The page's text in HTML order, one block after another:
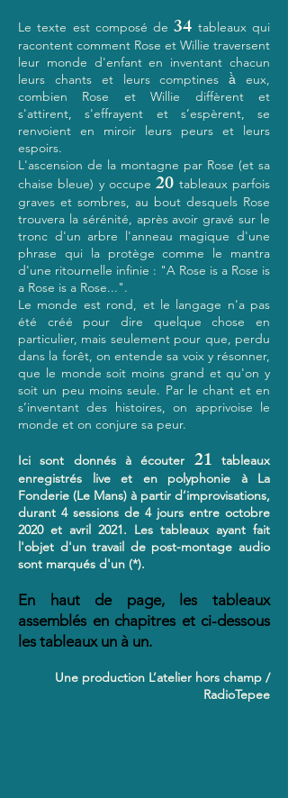
Le texte est composé de34 tableaux qui
racontent comment Rose et Willie traversent
leur monde d'enfant en inventant chacun
leurs chants et leurs comptines à̀ eux,
combien Rose et Willie diffèrent et
s'attirent, s'effrayent et s’espèrent, se
renvoient en miroir leurs peurs et leurs
espoirs.
L'ascension de la montagne par Rose (et sa
chaise bleue) y occupe20 tableaux parfois
graves et sombres, au bout desquels Rose
trouvera la sérénité, après avoir gravé sur le
tronc d'un arbre l'anneau magique d'une
phrase qui la protège comme le mantra
d'une ritournelle infinie : "A Rose is a Rose is
a Rose is a Rose...".
Le monde est rond, et le langage n'a pas
été créé pour dire quelque chose en
particulier, mais seulement pour que, perdu
dans la forêt, on entende sa voix y résonner,
que le monde soit moins grand et qu'on y
soit un peu moins seule. Par le chant et en
s’inventant des histoires, on apprivoise le
monde et on conjure sa peur.
Ici sont donnés à écouter 21 tableaux
enregistrés live et en polyphonie à La
Fonderie (Le Mans) à partir d’improvisations,
durant 4 sessions de 4 jours entre octobre
2020 et avril 2021. Les tableaux ayant fait
l'objet d'un travail de post-montage audio
sont marqués d'un (*).
En haut de page, les tableaux
assemblés en chapitres et ci-dessous
les tableaux un à un.
Une production L’atelier hors champ /
RadioTepee